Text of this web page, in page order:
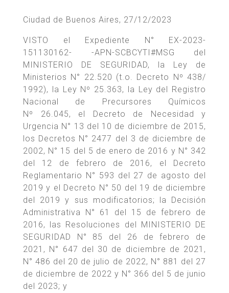
Ciudad de Buenos Aires, 27/12/2023
VISTO el Expediente N° EX-2023-
151130162- -APN-SCBCYTI#MSG del
MINISTERIO DE SEGURIDAD, la Ley de
Ministerios N° 22.520 (t.o. Decreto Nº 438/
1992), la Ley Nº 25.363, la Ley del Registro
Nacional de Precursores Químicos
Nº 26.045, el Decreto de Necesidad y
Urgencia N° 13 del 10 de diciembre de 2015,
los Decretos N° 2477 del 3 de diciembre de
2002, N° 15 del 5 de enero de 2016 y N° 342
del 12 de febrero de 2016, el Decreto
Reglamentario N° 593 del 27 de agosto del
2019 y el Decreto N° 50 del 19 de diciembre
del 2019 y sus modificatorios; la Decisión
Administrativa N° 61 del 15 de febrero de
2016, las Resoluciones del MINISTERIO DE
SEGURIDAD N° 85 del 26 de febrero de
2021, N° 647 del 30 de diciembre de 2021,
N° 486 del 20 de julio de 2022, N° 881 del 27
de diciembre de 2022 y N° 366 del 5 de junio
del 2023; y